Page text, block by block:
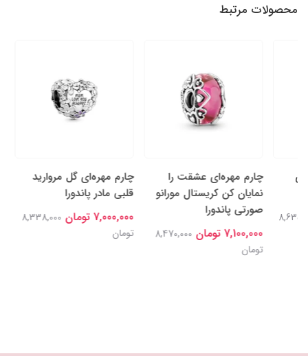
محصولات مرتبط
چارم مهره‌ای عشقت را
نمایان کن کریستال مورانو
صورتی پاندورا
7,100,000 تومان
8,470,000
چارم مهره‌ای گل‌ مروارید
قلبی مادر پاندورا
7,000,000 تومان
8,338,000
تومان